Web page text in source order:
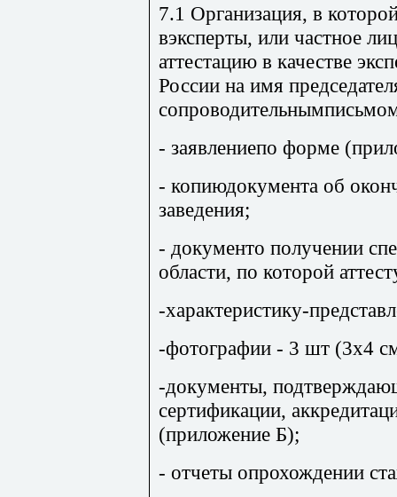
7.1 Организация, в
вэксперты, или частное
аттестацию в качестве
России на имя
- заявлениепо форме
- копиюдокумента об
заведения;
- документо получении
области, по которой
-характеристику-
-фотографии - 3 шт (3х4
-документы,
серти­фи­кации,
(приложение Б);
- отчеты опрохождении